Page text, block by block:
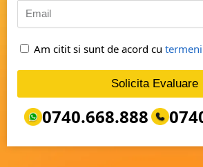
Am citit si sunt de acord cu
Solicita Evaluare
0740.668.888